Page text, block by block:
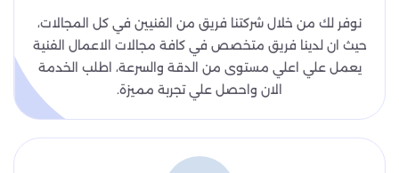
نوفر لك من خلال شركتنا فريق من الفنيين في كل المجالات،
حيث ان لدينا فريق متخصص في كافة مجالات الاعمال الفنية
يعمل علي اعلي مستوى من الدقة والسرعة، اطلب الخدمة
الان واحصل علي تجربة مميزة.